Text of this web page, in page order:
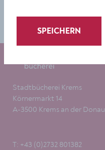
Stadtbücherei Krems
Körnermarkt 14
A-3500 Krems an der Donau
T: +43 (0)2732 801382
SPEICHERN